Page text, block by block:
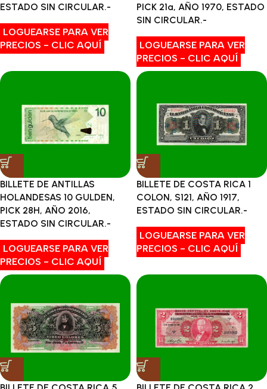
ESTADO SIN CIRCULAR.-
LOGUEARSE PARA VER
PRECIOS - CLIC AQUÍ
PICK 21a, AÑO 1970, ESTADO
SIN CIRCULAR.-
LOGUEARSE PARA VER
PRECIOS - CLIC AQUÍ
BILLETE DE ANTILLAS
HOLANDESAS 10 GULDEN,
PICK 28H, AÑO 2016,
ESTADO SIN CIRCULAR.-
LOGUEARSE PARA VER
PRECIOS - CLIC AQUÍ
BILLETE DE COSTA RICA 1
COLON, S121, AÑO 1917,
ESTADO SIN CIRCULAR.-
LOGUEARSE PARA VER
PRECIOS - CLIC AQUÍ